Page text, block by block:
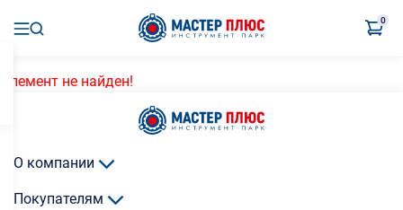
0
Элемент не найден!
О компании
Покупателям